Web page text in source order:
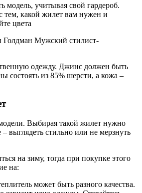
модель, учитывая свой гардероб.
тем, какой жилет вам нужен и
цвета
Голдман Мужский стилист-
одежду. Джинс должен быть
состоять из 85% шерсти, а кожа –
Выбирая такой жилет нужно
выглядеть стильно или не мерзнуть
на зиму, тогда при покупке этого
на:
может быть разного качества.